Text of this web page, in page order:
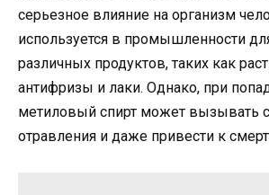
серьезное влияние на организм
используется в промышленности
различных продуктов, таких как
антифризы и лаки. Однако, при
метиловый спирт может вызывать
отравления и даже привести к